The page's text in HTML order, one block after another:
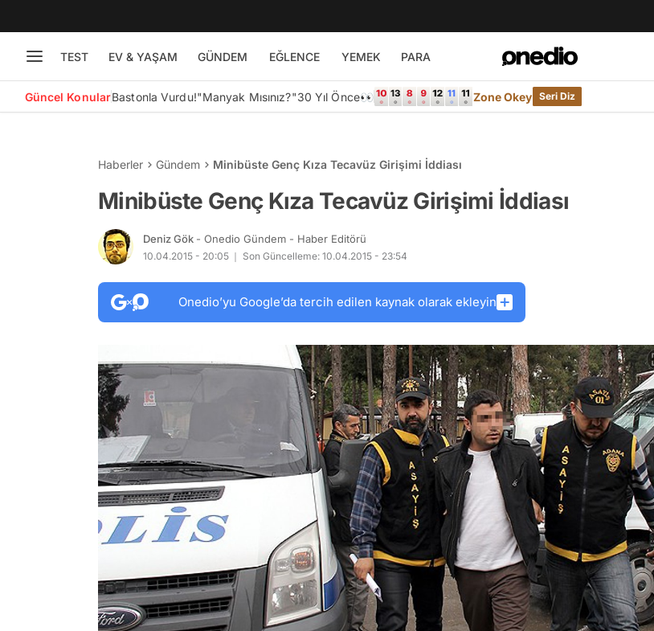
TEST EV & YAŞAM GÜNDEM EĞLENCE YEMEK PARA
Güncel KonularBastonla Vurdu!"Manyak Mısınız?"30 Yıl Önce👀 Zone Okey Seri Diz
Haberler Gündem Minibüste Genç Kıza Tecavüz Girişimi İddiası
Minibüste Genç Kıza Tecavüz Girişimi İddiası
Deniz Gök - Onedio Gündem - Haber Editörü
10.04.2015 - 20:05 Son Güncelleme: 10.04.2015 - 23:54
Onedio’yu Google’da tercih edilen kaynak olarak ekleyin